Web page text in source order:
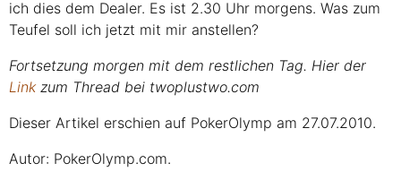
ich dies dem Dealer. Es ist 2.30 Uhr morgens. Was zum
Teufel soll ich jetzt mit mir anstellen?
Fortsetzung morgen mit dem restlichen Tag. Hier der
Linkzum Thread bei twoplustwo.com
Dieser Artikel erschien auf PokerOlymp am 27.07.2010.
Autor: PokerOlymp.com.